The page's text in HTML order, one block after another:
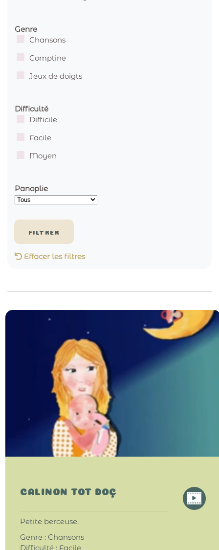
Genre
Chansons
Comptine
Jeux de doigts
Difficulté
Difficile
Facile
Moyen
Panoplie
Effacer les filtres
CALINON TOT DOÇ
Petite berceuse.
Genre : Chansons
Difficulté : Facile